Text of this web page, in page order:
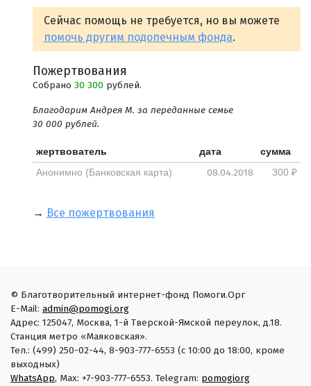
Сейчас помощь не требуется, но вы можете
помочь другим подопечным фонда.
Пожертвования
Собрано 30 300 рублей.
Благодарим Андрея М. за переданные семье
30 000 рублей.
жертвователь дата
сумма
Анонимно (Банковская карта)
08.04.2018 300 ₽
→ Все пожертвования
© Благотворительный интернет-фонд Помоги.Орг
E-Mail: admin@pomogi.org
Адрес: 125047, Москва, 1-й Тверской-Ямской переулок, д.18.
Станция метро «Маяковская».
Тел.: (499) 250-02-44, 8-903-777-6553 (с 10:00 до 18:00, кроме
выходных)
WhatsApp, Max: +7-903-777-6553. Telegram: pomogiorg